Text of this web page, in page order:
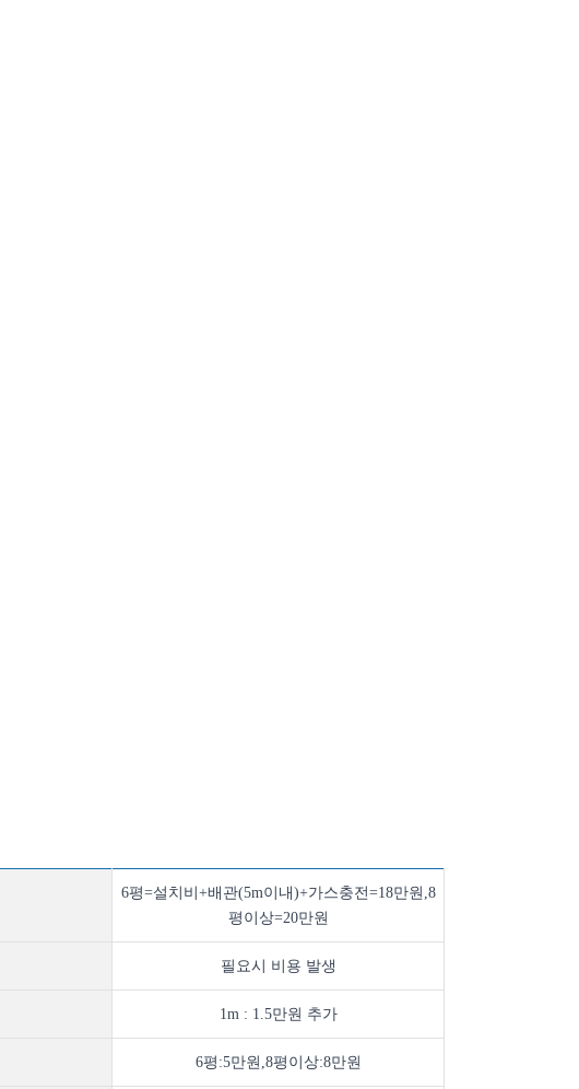
6평=설치비+배관(5m이내)+가스충전=18만원,8
평이상=20만원
필요시 비용 발생
1m : 1.5만원 추가
6평:5만원,8평이상:8만원